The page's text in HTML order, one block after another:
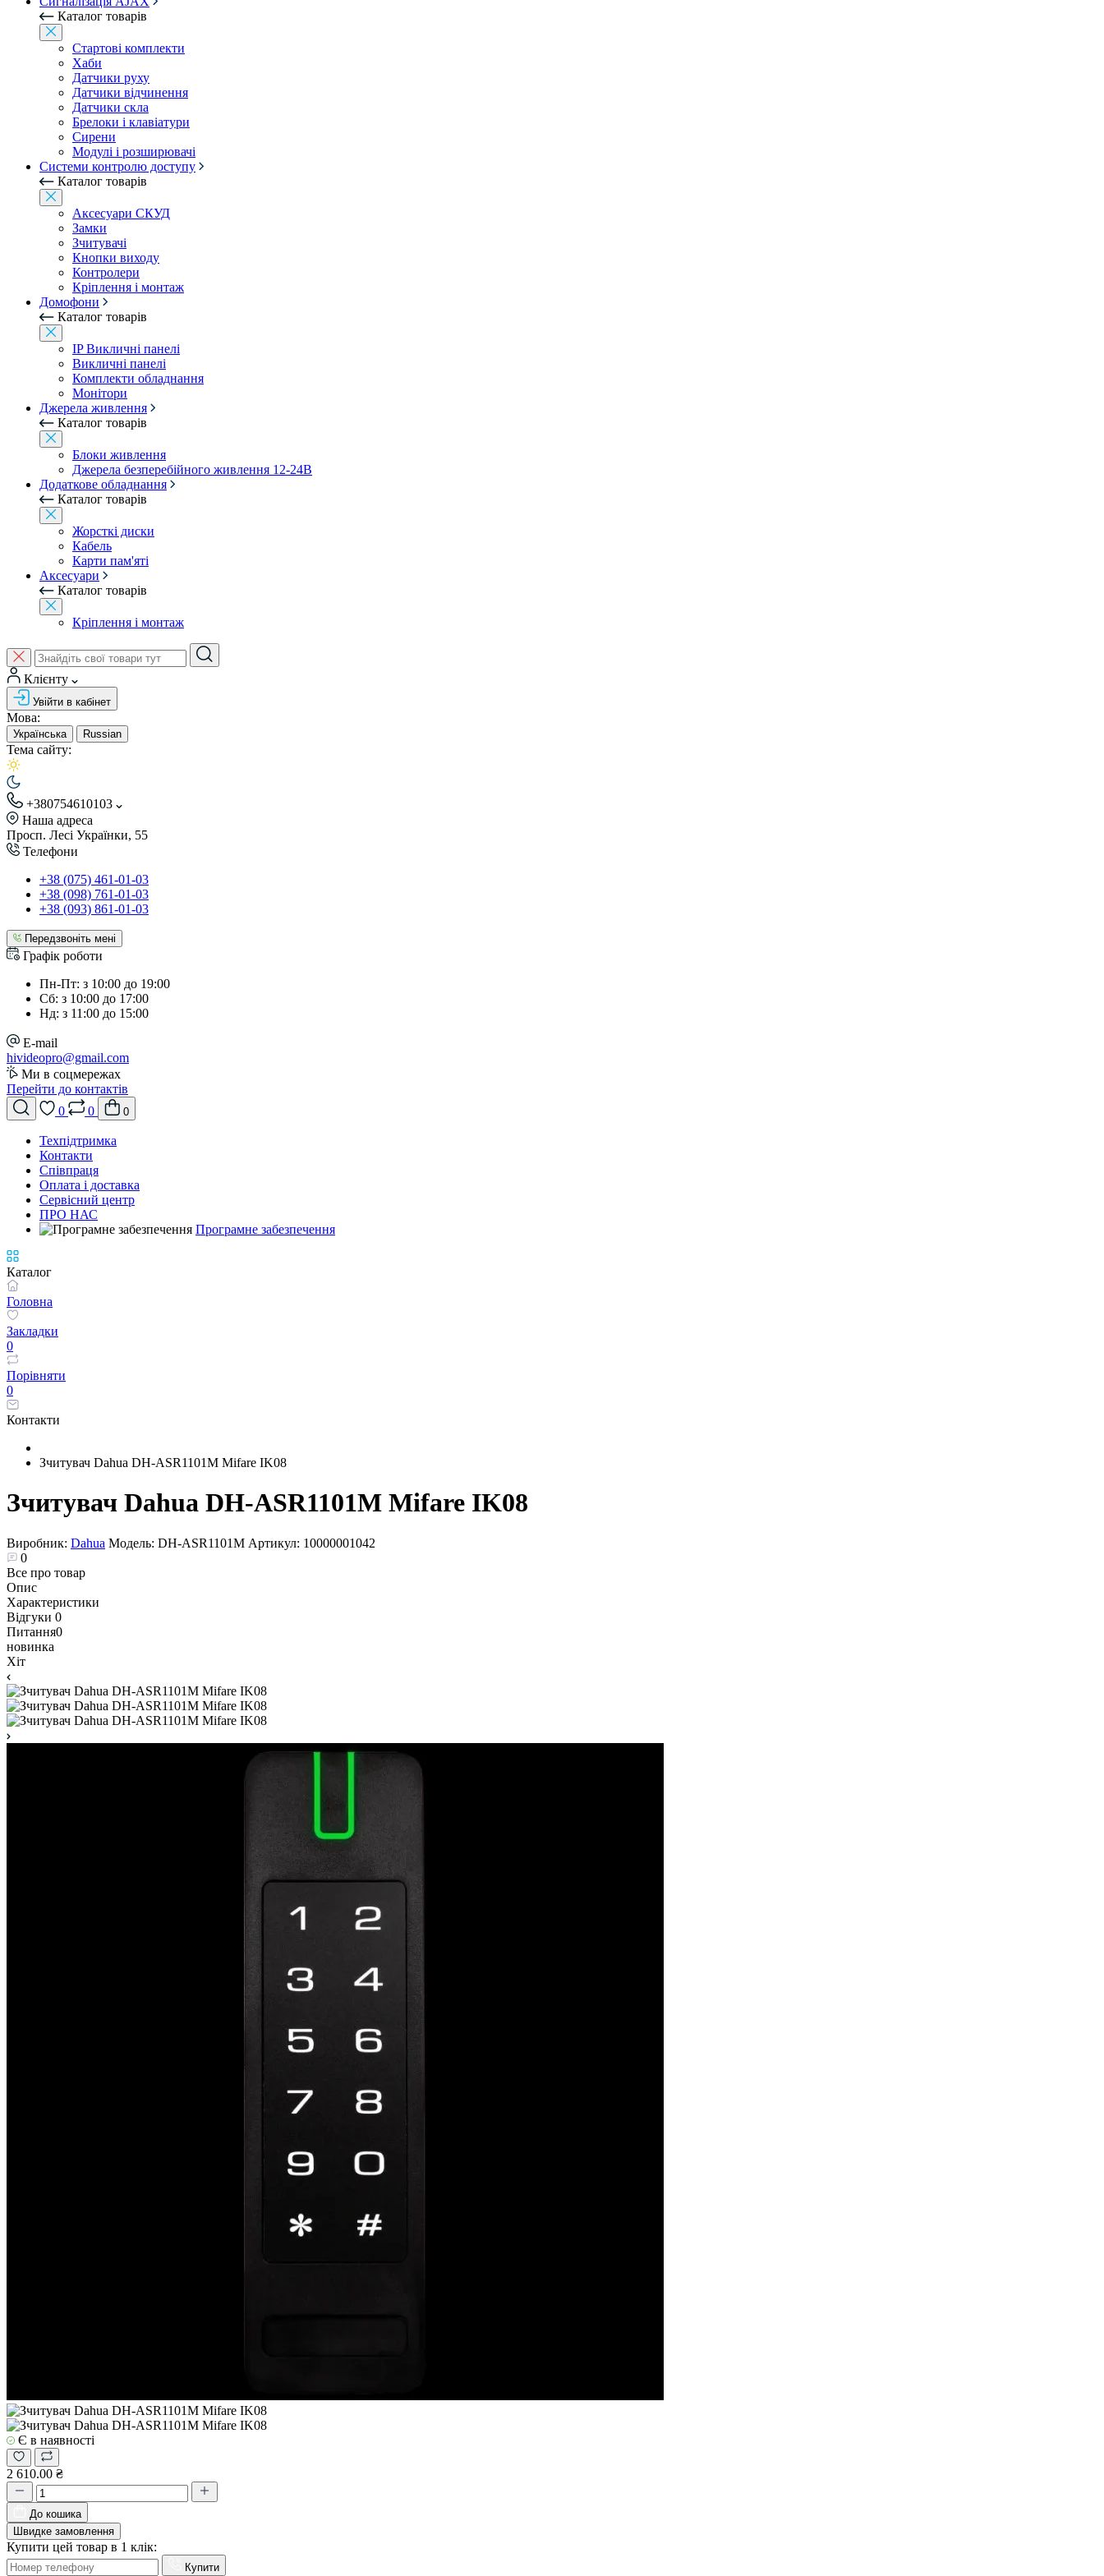
Каталог товарів
Стартові комплекти
Хаби
Датчики руху
Датчики відчинення
Датчики скла
Брелоки і клавіатури
Сирени
Модулі і розширювачі
Системи контролю доступу
Каталог товарів
Аксесуари СКУД
Замки
Зчитувачі
Кнопки виходу
Контролери
Кріплення і монтаж
Домофони
Каталог товарів
IP Викличні панелі
Викличні панелі
Комплекти обладнання
Монітори
Джерела живлення
Каталог товарів
Блоки живлення
Джерела безперебійного живлення 12-24В
Додаткове обладнання
Каталог товарів
Жорсткі диски
Кабель
Карти пам'яті
Аксесуари
Каталог товарів
Кріплення і монтаж
Клієнту
Увійти в кабінет
Мова:
Українська Russian
Тема сайту:
+380754610103
Наша адреса
Просп. Лесі Українки, 55
Телефони
+38 (075) 461-01-03
+38 (098) 761-01-03
+38 (093) 861-01-03
Передзвоніть мені
Графік роботи
Пн-Пт: з 10:00 до 19:00
Сб: з 10:00 до 17:00
Нд: з 11:00 до 15:00
E-mail
hivideopro@gmail.com
Ми в соцмережах
Перейти до контактів
0
0 0
Техпідтримка
Контакти
Співпраця
Оплата і доставка
Сервісний центр
ПРО НАС
Програмне забезпечення
Каталог
Головна
Закладки
0
Порівняти
0
Контакти
Зчитувач Dahua DH-ASR1101M Mifare IK08
Зчитувач Dahua DH-ASR1101M Mifare IK08
Виробник: Dahua Модель: DH-ASR1101M Артикул: 10000001042
0
Все про товар
Опис
Характеристики
Відгуки 0
Питання0
новинка
Хіт
Є в наявності
2 610.00 ₴
До кошика
Швидке замовлення
Купити цей товар в 1 клік:
Купити